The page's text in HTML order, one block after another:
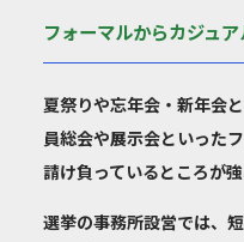
フォーマルからカジュ
夏祭りや忘年会・新年会
員総会や展示会といった
請け負っているところが強
選挙の事務所設営では、